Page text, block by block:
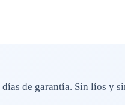
de garantía. Sin líos y